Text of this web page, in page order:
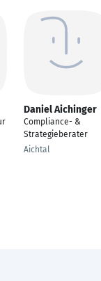
Daniel Aichinger
Compliance- &
Strategieberater
Aichtal